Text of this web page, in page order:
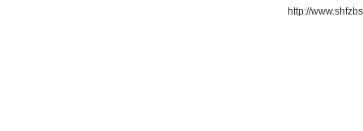
http://